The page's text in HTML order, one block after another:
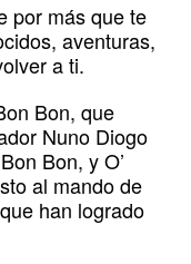
por más que te
aventuras,
a ti.
Bon, que
Nuno Diogo
Bon, y O’
al mando de
han logrado